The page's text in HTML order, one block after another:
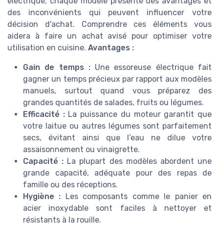
des inconvénients qui peuvent influencer votre
décision d'achat. Comprendre ces éléments vous
aidera à faire un achat avisé pour optimiser votre
utilisation en cuisine. Avantages :
Gain de temps : Une essoreuse électrique fait
gagner un temps précieux par rapport aux modèles
manuels, surtout quand vous préparez des
grandes quantités de salades, fruits ou légumes.
Efficacité : La puissance du moteur garantit que
votre laitue ou autres légumes sont parfaitement
secs, évitant ainsi que l’eau ne dilue votre
assaisonnement ou vinaigrette.
Capacité : La plupart des modèles abordent une
grande capacité, adéquate pour des repas de
famille ou des réceptions.
Hygiène : Les composants comme le panier en
acier inoxydable sont faciles à nettoyer et
résistants à la rouille.